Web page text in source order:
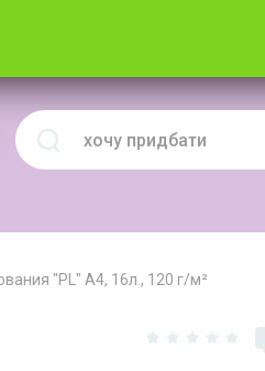
"PL" А4, 16л., 120 г/м²